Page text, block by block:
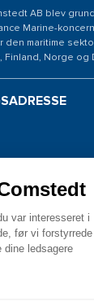
AB blev
Marine-
den maritime
Norge og